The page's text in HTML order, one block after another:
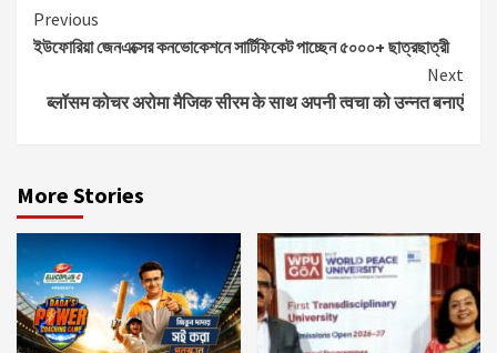
Continue
Reading
Previous
ইউফোরিয়া জেনএক্সের কনভোকেশনে সার্টিফিকেট পাচ্ছেন ৫০০০+ ছাত্রছাত্রী
Next
ब्लॉसम कोचर अरोमा मैजिक सीरम के साथ अपनी त्वचा को उन्नत बनाएं
More Stories